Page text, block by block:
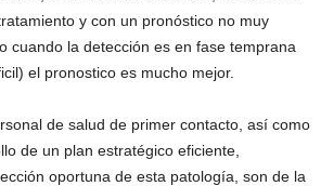
y con un pronóstico no muy
cuando la detección es en fase temprana
el pronostico es mucho mejor.
de salud de primer contacto, así como
de un plan estratégico eficiente,
oportuna de esta patología, son de la